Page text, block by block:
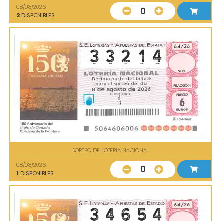
08/08/2026
2 DISPONIBLES 0
SORTEO DE LOTERIA NACIONAL
08/08/2026
1 DISPONIBLES 0